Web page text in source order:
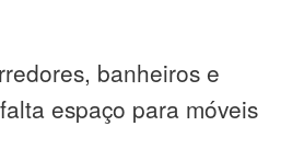
banheiros e
espaço para móveis